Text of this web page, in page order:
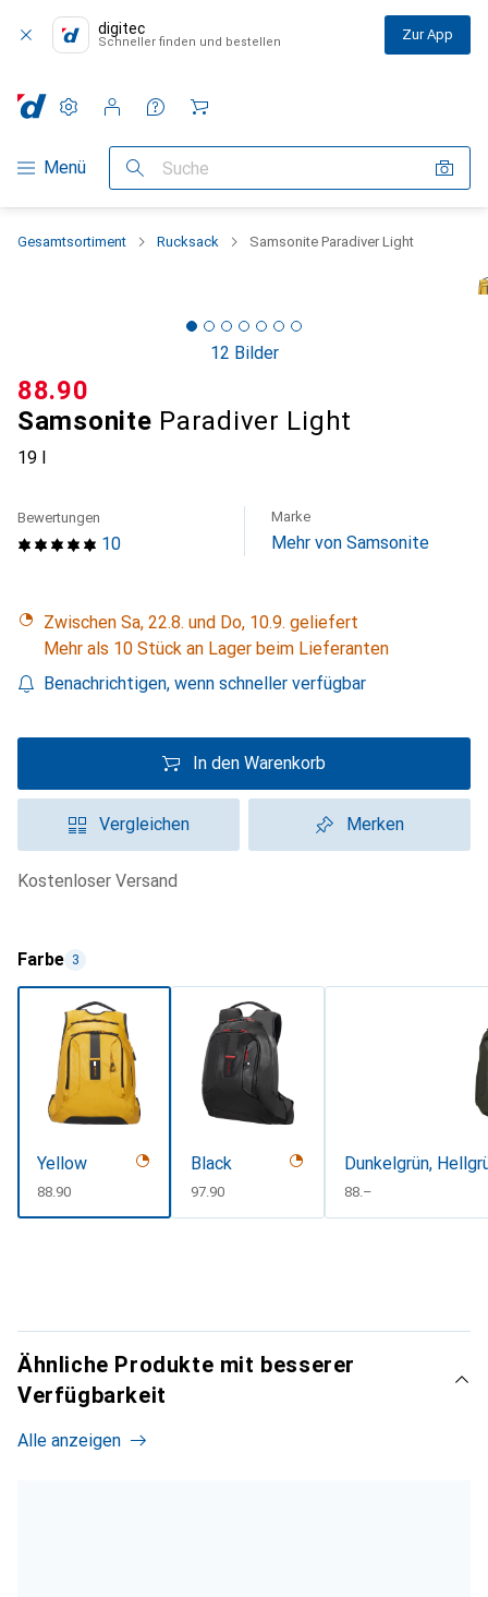
digitec
Schneller finden und bestellen Zur App
Navigation nach Kategorien
Menü Suche
Einstellungen
Kundenkonto
Vergleichslisten
Merklisten
Warenkorb
Gesamtsortiment Rucksack Samsonite Paradiver Light
12 Bilder
Samsonite Paradiver Light
19 l
CHF
88.90
10
Bewertungen Marke
Mehr von Samsonite
Zwischen Sa, 22.8. und Do, 10.9. geliefert
Mehr als 10 Stück an Lager beim Lieferanten
Benachrichtigen, wenn schneller verfügbar
In den Warenkorb
Vergleichen Merken
kostenloser Versand
Farbe 3
Yellow
CHF
88.90
Black
CHF
97.90
Dunkelgrün,
CHF
88.–
Ähnliche Produkte mit besserer
Verfügbarkeit
Alle anzeigen